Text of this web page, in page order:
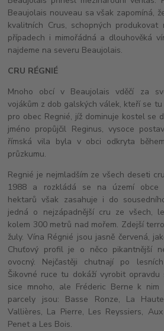
Beaujolais nouveau sa však zapomíná,
kvalitních Crus, schopných
případech i mimořádná a dlouhověká
najdeme na severu Beaujolais.
CRU RÉGNIÉ
Mnoho obcí v Beaujolais vděčí za
vojákům z dob galských válek, kteří se
pro obec Regnié, jíž dominuje kostel se
jméno propůjčil Reginus, vysoce
římská vila byla v obci odkryta
průzkumu.
Regnié je nejmladším ze všech deseti
1988 a rozkládá se na území obce
hektarů však zasahuje i do
jedná o nejzápadnější cru ze všech,
kolem 300 metrů nad mořem. Zdejší
žuly. Vína Régnié jsou jasně červená,
Chuťový profil je o něco pikantnější
ovocný. Nejčastěji chutnají po
Šikovné ruce tu dokáží vyrobit
sice mnoho, ale Fréderic Berne k nim
parcely jsou: Basse Ronze, La
Vallières, La Pierre, Les Reyssiers,
Penet a Les Bois.